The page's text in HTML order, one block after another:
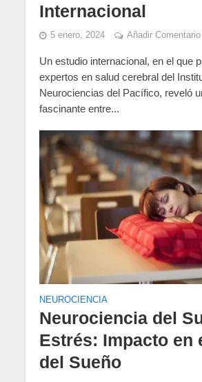
Internacional
5 enero, 2024 Añadir Comentario
Un estudio internacional, en el que
expertos en salud cerebral del
Neurociencias del Pacífico, reveló
fascinante entre...
NEUROCIENCIA
Neurociencia del
Estrés: Impacto en
del Sueño